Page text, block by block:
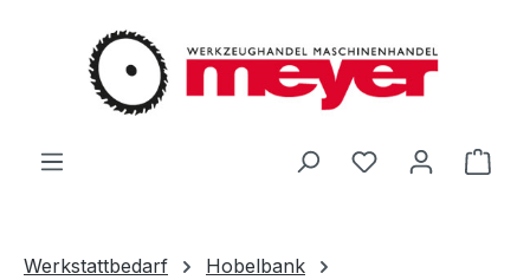
Zum Hauptinhalt springen
Du hast 0
Werkstattbedarf
Hobelbank